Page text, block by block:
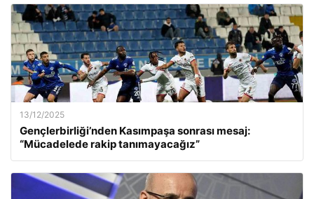
13/12/2025
Gençlerbirliği’nden Kasımpaşa sonrası mesaj:
“Mücadelede rakip tanımayacağız”